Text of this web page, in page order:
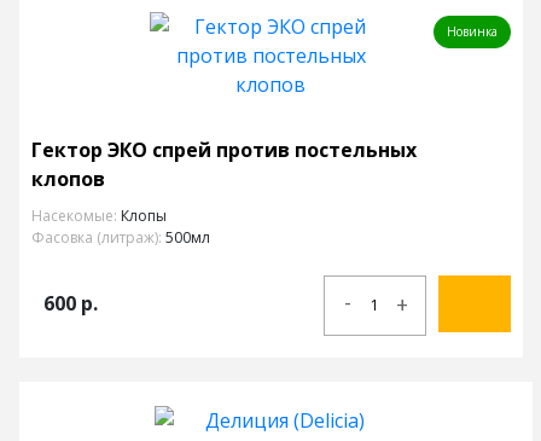
Новинка
Гектор ЭКО спрей против постельных
клопов
Насекомые: Клопы
Фасовка (литраж): 500мл
600 р. - +